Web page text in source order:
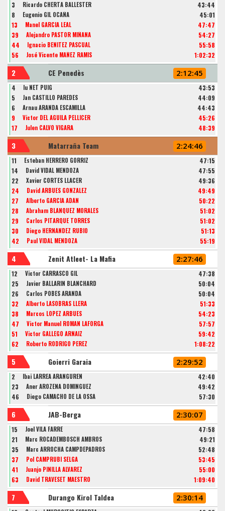
3
Ricardo CHERTA BALLESTER
43:44
8
Eugenio GIL OCAÑA
45:01
13
Manel GARCIA LEAL
47:47
39
Alejandro PASTOR MIÑANA
54:27
44
Ignacio BENITEZ PASCUAL
55:58
56
José Vicente MAÑEZ RAMIS 1:02:32
2 CE Penedès 2:12:45
4 Iu NET PUIG
43:53
5
Jan CASTILLO PAREDES
44:09
6
Arnau ARANDA ESCAMILLA
44:43
9
Victor DEL AGUILA PELLICER
45:26
17
Julen CALVO VIGARA 48:39
3 Matarraña Team 2:24:46
11 Esteban HERRERO GÓRRIZ
47:15
14
David VIDAL MENDOZA
47:55
22
Xavier CORTES LLACER
49:36
24
David ARBUES GONZALEZ
49:49
27
Alberto GARCÍA ADÁN
50:22
28
Abraham BLANQUEZ MORALES
51:02
29
Carlos PITARQUE TORRES
51:02
30
Diego HERNÁNDEZ RUBIO
51:13
42
Paul VIDAL MENDOZA 55:19
4 Zenit Atleet- La Mafia 2:27:46
12 Victor CARRASCO GIL
47:38
25
Javier BALLARIN BLANCHARD
50:04
26
Carlos POBES ARANDA
50:04
32
Alberto LASOBRAS LLERA
51:33
38
Marcos LOPEZ ARBUES
54:23
47
Victor Manuel ROMAN LAFORGA
57:57
51
Victor GALLEGO ARNAIZ
59:42
62
Roberto RODRIGO PEREZ 1:08:22
5 Goierri Garaia 2:29:52
2 Ibai LARREA ARANGUREN
42:40
23
Aner AROZENA DOMINGUEZ
49:42
46
Diego CAMACHO DE LA OSSA 57:30
6 JAB-Berga 2:30:07
15 Joel VILA FARRE
47:58
21
Marc ROCADEMBOSCH AMBROS
49:21
35
Marc ARROCHA CAMPDEPADROS
52:48
37
Pol CAMPRUBÍ SELGA
53:45
41
Juanjo PINILLA ALVAREZ
55:00
63
David TRAVESET MAESTRO 1:09:40
7 Durango Kirol Taldea 2:30:14